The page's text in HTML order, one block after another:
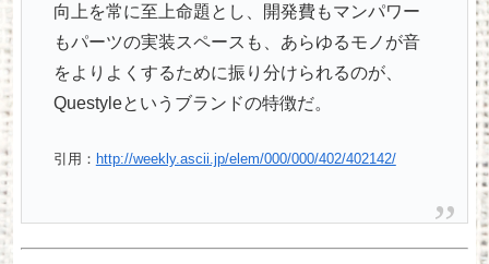
向上を常に至上命題とし、開発費もマンパワー
もパーツの実装スペースも、あらゆるモノが音
をよりよくするために振り分けられるのが、
Questyleというブランドの特徴だ。
引用： http://weekly.ascii.jp/elem/000/000/402/402142/